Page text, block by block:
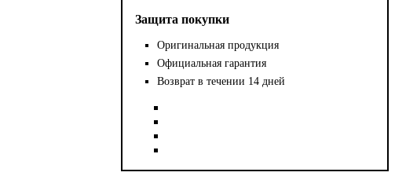
Защита покупки
Оригинальная продукция
Официальная гарантия
Возврат в течении 14 дней